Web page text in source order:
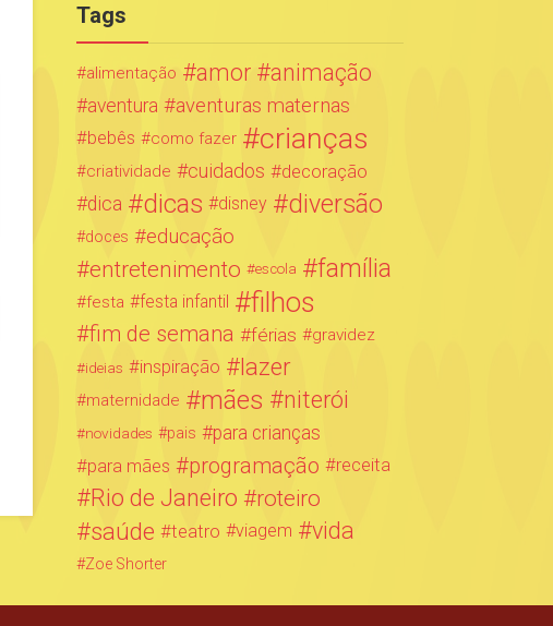
Tags
alimentação amor animação
aventura aventuras maternas
bebês como fazer crianças
criatividade cuidados
decoração
dica
dicas disney diversão
doces educação
entretenimento escola família
festa festa infantil filhos
fim de semana férias gravidez
ideias inspiração lazer
maternidade mães niterói
novidades pais
para crianças
para mães
programação receita
Rio de Janeiro roteiro
saúde teatro viagem vida
Zoe Shorter